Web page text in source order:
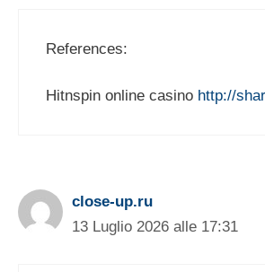
References:
Hitnspin online casino http://
close-up.ru
13 Luglio 2026 alle 17:31